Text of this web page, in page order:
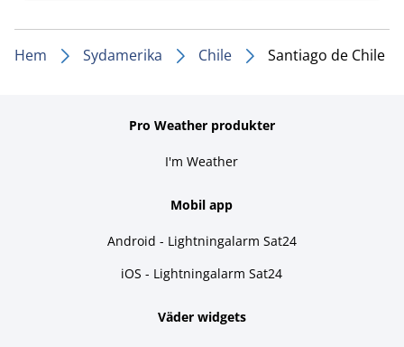
Hem Sydamerika Chile Santiago de Chile
Pro Weather produkter
I'm Weather
Mobil app
Android - Lightningalarm Sat24
iOS - Lightningalarm Sat24
Väder widgets